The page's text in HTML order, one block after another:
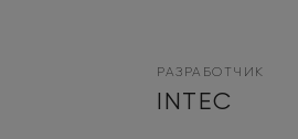
РАЗРАБОТЧИК
INTEC